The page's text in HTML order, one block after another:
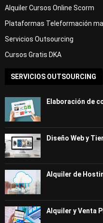
Alquiler Cursos Online Scorm
Plataformas Teleformación
Servicios Outsourcing
Cursos Gratis DKA
SERVICIOS OUTSOURCING
Elaboración de
Diseño Web y
Alquiler de
Alquiler y Venta